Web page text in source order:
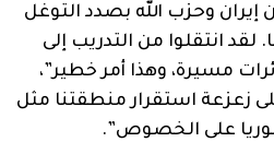
إيران وحزب الله بصدد التوغل
انتقلوا من التدريب إلى
مسيرة، وهذا أمر خطير”،
زعزعة استقرار منطقتنا مثل
على الخصوص”.